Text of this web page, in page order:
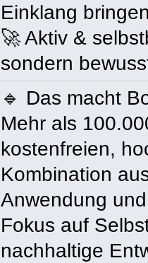
Einklang
🚀 Aktiv &
sondern
🔹 Das macht
Mehr als
kostenfreien,
Kombination
Anwendung
Fokus auf
nachhaltige